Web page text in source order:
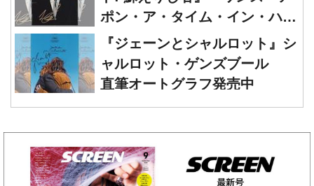
ポン・ア・タイム・イン・ハリ
ウッド』レオナルド・ディカプ
リオ 直筆オートグラフ発売中
『ジェーンとシャルロット』シ
ャルロット・ゲンズブール
直筆オートグラフ発売中